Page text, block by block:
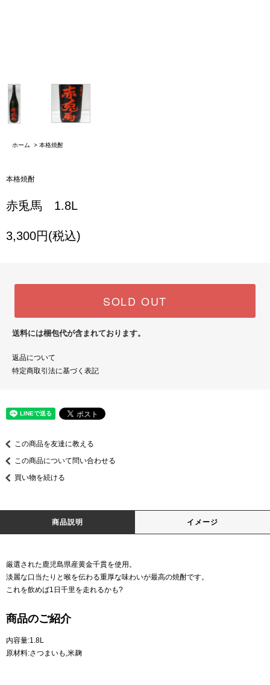
ホーム > 本格焼酎
本格焼酎
赤兎馬 1.8L
3,300円(税込)
SOLD OUT
送料には梱包代が含まれております。
返品について
特定商取引法に基づく表記
この商品を友達に教える
この商品について問い合わせる
買い物を続ける
商品説明 イメージ
厳選された鹿児島県産黄金千貫を使用。
淡麗な口当たりと喉を伝わる重厚な味わいが最高の焼酎です。
これを飲めば1日千里を走れるかも?
商品のご紹介
内容量:1.8L
原材料:さつまいも,米麹